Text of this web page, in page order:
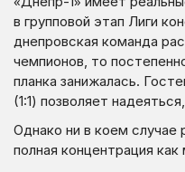
в групповой этап Лиги
днепровская команда
чемпионов, то
планка занижалась.
(1:1) позволяет
Однако ни в коем случае
полная концентрация